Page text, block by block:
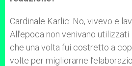
Cardinale Karlic: No, vivevo e
All’epoca non venivano
che una volta fui costretto a
volte per migliorarne